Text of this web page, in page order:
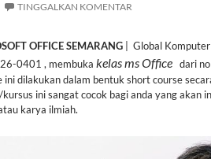
TINGGALKAN KOMENTAR
OFFICE SEMARANG | Global
0401 , membuka kelas ms Office dari
ini dilakukan dalam bentuk short course
ini sangat cocok bagi anda yang akan
karya ilmiah.